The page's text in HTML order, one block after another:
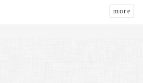
more